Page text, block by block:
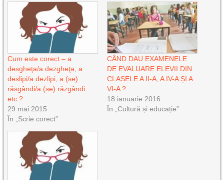
Cum este corect – a
desgheţa/a dezgheţa, a
deslipi/a dezlipi, a (se)
răsgândi/a (se) răzgândi
etc.?
29 mai 2015
În „Scrie corect”
CÂND DAU EXAMENELE
DE EVALUARE ELEVII DIN
CLASELE A II-A, A IV-A ȘI A
VI-A ?
18 ianuarie 2016
În „Cultură și educație”